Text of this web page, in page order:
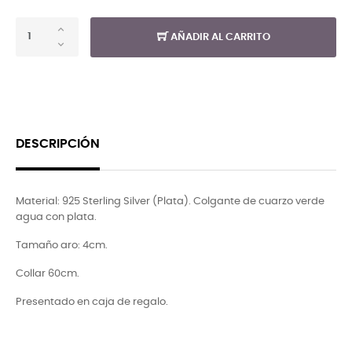
AÑADIR AL CARRITO
DESCRIPCIÓN
Material: 925 Sterling Silver (Plata). Colgante de cuarzo verde
agua con plata.
Tamaño aro: 4cm.
Collar 60cm.
Presentado en caja de regalo.